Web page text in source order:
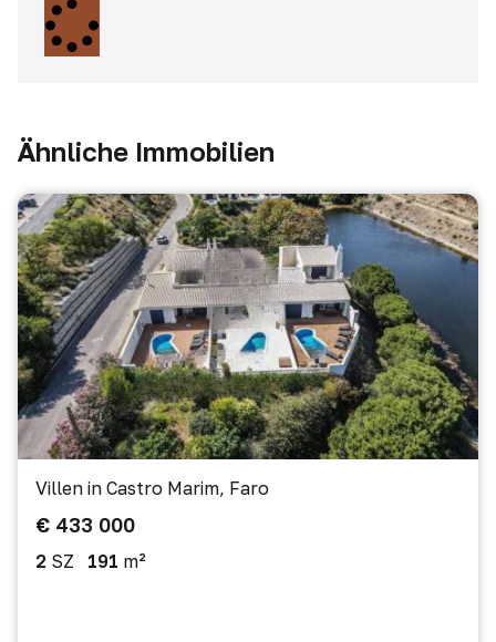
Ähnliche Immobilien
Villen in Castro Marim, Faro
€ 433 000
2 SZ 191 m²